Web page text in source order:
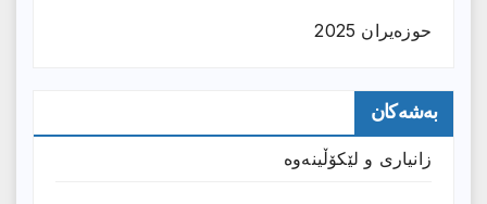
حوزه‌یران 2025
بەشەکان
زانیارى و لێکۆڵینەوە